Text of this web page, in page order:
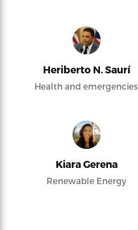
Heriberto N. Saurí
Health and emergencies
Kiara Gerena
Renewable Energy